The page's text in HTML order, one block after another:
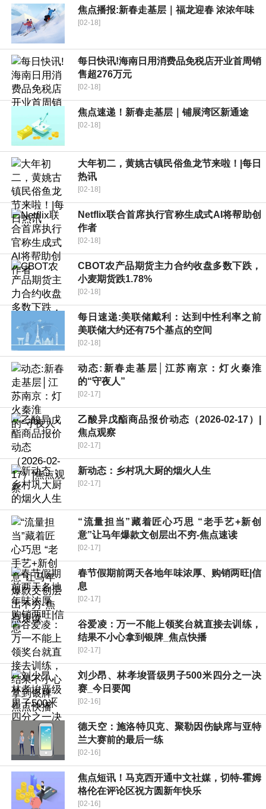
焦点播报:新春走基层｜福龙迎春 浓浓年味
[02-18]
每日快讯!海南日用消费品免税店开业首周销
售超276万元
[02-18]
焦点速递！新春走基层｜铺展湾区新通途
[02-18]
大年初二，黄姚古镇民俗鱼龙节来啦！|每日
热讯
[02-18]
Netflix联合首席执行官称生成式AI将帮助创
作者
[02-18]
CBOT农产品期货主力合约收盘多数下跌，
小麦期货跌1.78%
[02-18]
每日速递:美联储戴利：达到中性利率之前
美联储大约还有75个基点的空间
[02-18]
动态:新春走基层│江苏南京：灯火秦淮
的“守夜人”
[02-17]
乙酸异戊酯商品报价动态（2026-02-17）|
焦点观察
[02-17]
新动态：乡村巩大厨的烟火人生
[02-17]
“流量担当”藏着匠心巧思 “老手艺+新创
意”让马年爆款文创层出不穷-焦点速读
[02-17]
春节假期前两天各地年味浓厚、购销两旺|信
息
[02-17]
谷爱凌：万一不能上领奖台就直接去训练，
结果不小心拿到银牌_焦点快播
[02-17]
刘少昂、林孝埈晋级男子500米四分之一决
赛_今日要闻
[02-16]
德天空：施洛特贝克、聚勒因伤缺席与亚特
兰大赛前的最后一练
[02-16]
焦点短讯！马克西开通中文社媒，切特-霍姆
格伦在评论区祝方圆新年快乐
[02-16]